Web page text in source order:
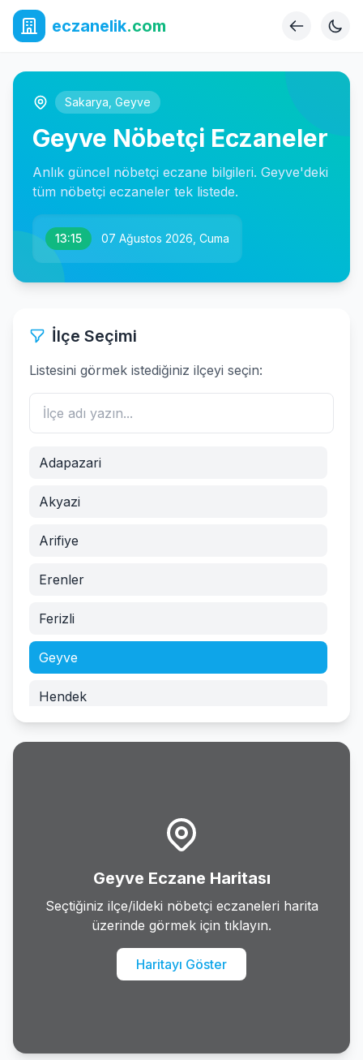
eczanelik.com
Sakarya Geyve
Geyve Nöbetçi Eczaneler
Anlık güncel nöbetçi eczane bilgileri. Geyve'deki
tüm nöbetçi eczaneler tek listede.
13:15 07 Ağustos 2026, Cuma
İlçe Seçimi
Listesini görmek istediğiniz ilçeyi seçin:
Adapazari
Akyazi
Arifiye
Erenler
Ferizli
Geyve
Hendek
Sapanca
Geyve Eczane Haritası
Seçtiğiniz ilçe/ildeki nöbetçi eczaneleri harita
üzerinde görmek için tıklayın.
Haritayı Göster